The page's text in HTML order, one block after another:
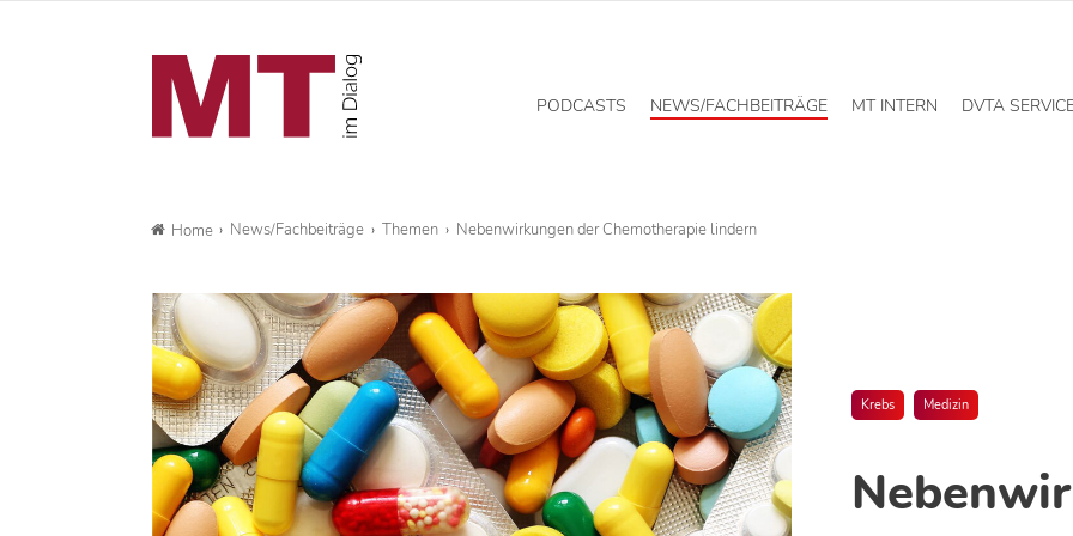
PODCASTS NEWS/FACHBEITRÄGE MT INTERN DVTA
Home News/Fachbeiträge Themen Nebenwirkungen der Chemotherapie lindern
Krebs Medizin